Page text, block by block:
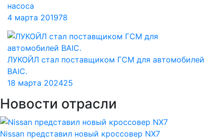
насоса
4 марта 201978
ЛУКОЙЛ стал поставщиком ГСМ для автомобилей
BAIC.
18 марта 202425
Новости отрасли
Nissan представил новый кроссовер NX7